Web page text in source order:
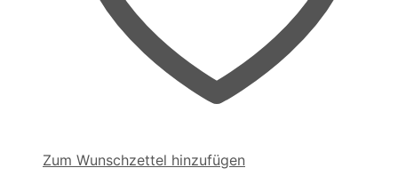
Zum Wunschzettel hinzufügen